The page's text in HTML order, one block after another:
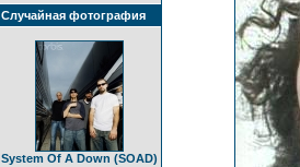
Случайная фотография
System Of A Down (SOAD)